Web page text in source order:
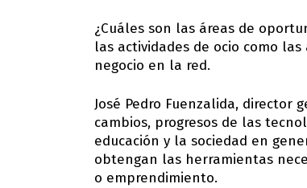
¿Cuáles son las áreas de
las actividades de ocio como
negocio en la red.
José Pedro Fuenzalida, director
cambios, progresos de las
educación y la sociedad en
obtengan las herramientas
o emprendimiento.